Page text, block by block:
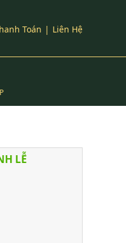
Toán | Liên Hệ
LỄ